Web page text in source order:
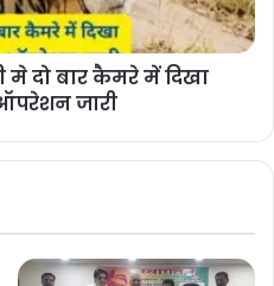
मे दो बार कैमरे में दिखा
जारी